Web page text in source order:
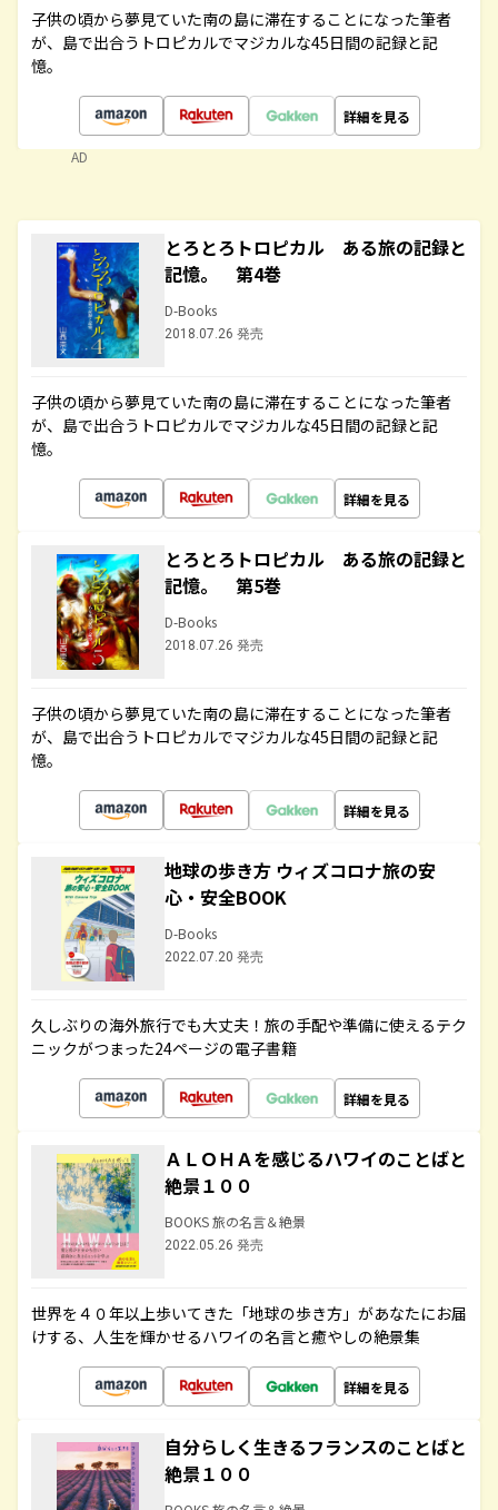
子供の頃から夢見ていた南の島に滞在することになった筆者
が、島で出合うトロピカルでマジカルな45日間の記録と記
憶。
詳細を見る
AD
とろとろトロピカル ある旅の記録と
記憶。 第4巻
D-Books
2018.07.26 発売
子供の頃から夢見ていた南の島に滞在することになった筆者
が、島で出合うトロピカルでマジカルな45日間の記録と記
憶。
詳細を見る
とろとろトロピカル ある旅の記録と
記憶。 第5巻
D-Books
2018.07.26 発売
子供の頃から夢見ていた南の島に滞在することになった筆者
が、島で出合うトロピカルでマジカルな45日間の記録と記
憶。
詳細を見る
地球の歩き方 ウィズコロナ旅の安
心・安全BOOK
D-Books
2022.07.20 発売
久しぶりの海外旅行でも大丈夫！旅の手配や準備に使えるテク
ニックがつまった24ページの電子書籍
詳細を見る
ＡＬＯＨＡを感じるハワイのことばと
絶景１００
BOOKS 旅の名言＆絶景
2022.05.26 発売
世界を４０年以上歩いてきた「地球の歩き方」があなたにお届
けする、人生を輝かせるハワイの名言と癒やしの絶景集
詳細を見る
自分らしく生きるフランスのことばと
絶景１００